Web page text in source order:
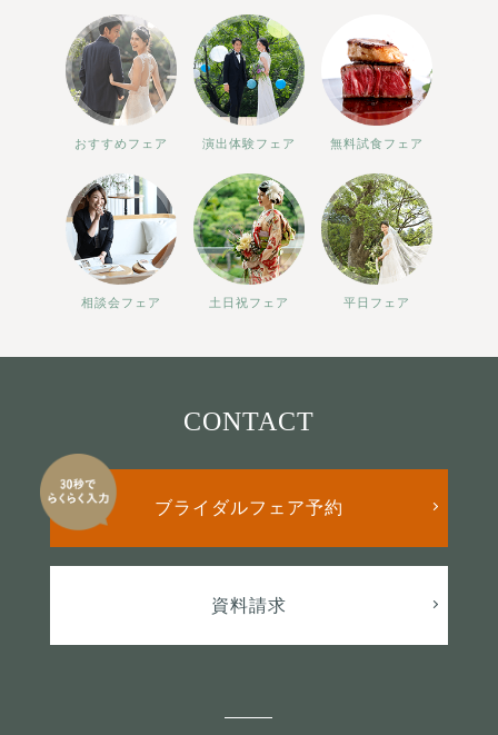
おすすめフェア 演出体験フェア 無料試食フェア
相談会フェア 土日祝フェア 平日フェア
CONTACT
ブライダルフェア予約
資料請求